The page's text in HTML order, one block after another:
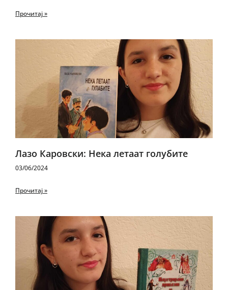
Прочитај »
Лазо Каровски: Нека летаат голубите
03/06/2024
Прочитај »